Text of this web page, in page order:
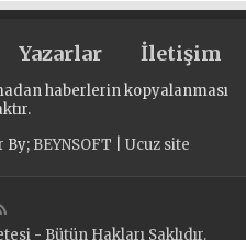
Yazarlar İletişim
haberlerin kopyalanması
By; BEYNSOFT Ucuz site
- Bütün Hakları Saklıdır.